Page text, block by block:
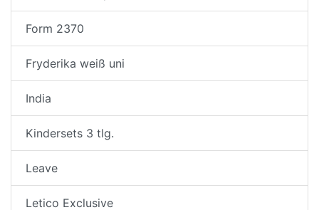
Form 2370
Fryderika weiß uni
India
Kindersets 3 tlg.
Leave
Letico Exclusive